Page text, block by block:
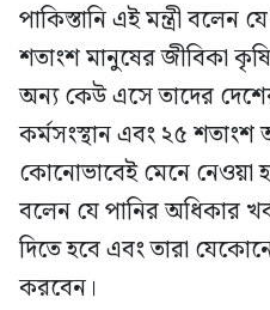
পাকিস্তানি এই মন্ত্রী বলেন
শতাংশ মানুষের জীবিকা
অন্য কেউ এসে তাদের
কর্মসংস্থান এবং ২৫ শতাংশ
কোনোভাবেই মেনে নেওয়া
বলেন যে পানির অধিকার
দিতে হবে এবং তারা
করবেন।